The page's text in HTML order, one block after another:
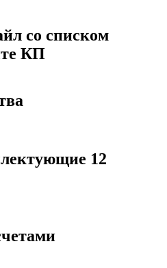
со списком
КП
12